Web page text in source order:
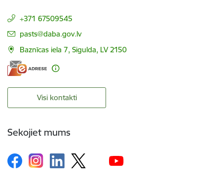
+371 67509545
E-pasts:
pasts@daba.gov.lv
Baznīcas iela 7, Sigulda, LV 2150
Visi kontakti
Sekojiet mums